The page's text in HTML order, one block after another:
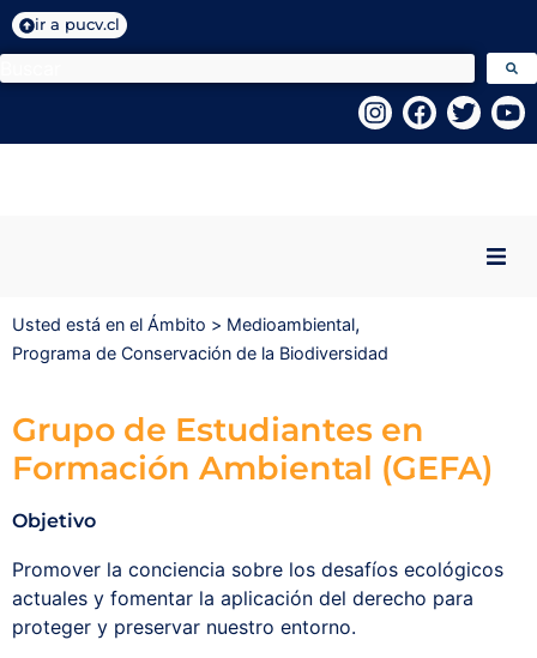
ir a pucv.cl
Programas VcM
Redes y Alianzas
Fondo Concursable
Usted está en el Ámbito > Medioambiental,
Programa de Conservación de la Biodiversidad
Grupo de Estudiantes en
Formación Ambiental (GEFA)
Objetivo
Promover la conciencia sobre los desafíos ecológicos
actuales y fomentar la aplicación del derecho para
proteger y preservar nuestro entorno.